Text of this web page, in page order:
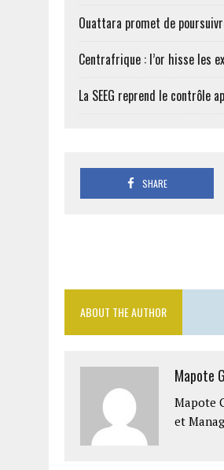
Ouattara promet de
Centrafrique : l’or hisse les
La SEEG reprend le contrôle
SHARE
ABOUT THE AUTHOR
Mapote
Mapote
et